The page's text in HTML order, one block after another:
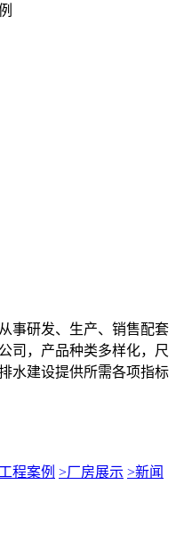
事研发、生产、销售配套
司，产品种类多样化，尺
水建设提供所需各项指标
程案例 >厂房展示 >新闻